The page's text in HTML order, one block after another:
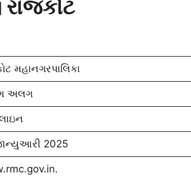
રાજકોટ
મહાનગરપાલિકા
અલગ
2025